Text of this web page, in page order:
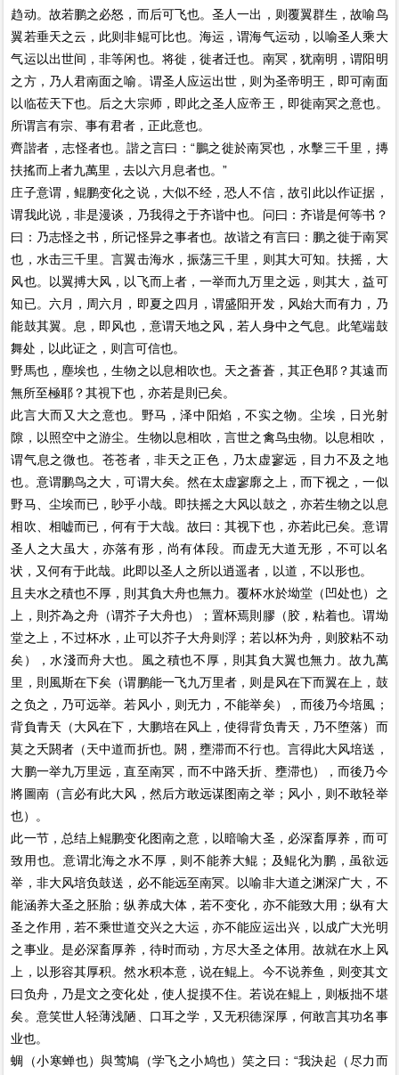
趋动。故若鹏之必怒，而后可飞也。圣人一出，则覆翼群生，故喻鸟
翼若垂天之云，此则非鲲可比也。海运，谓海气运动，以喻圣人乘大
气运以出世间，非等闲也。将徙，徙者迁也。南冥，犹南明，谓阳明
之方，乃人君南面之喻。谓圣人应运出世，则为圣帝明王，即可南面
以临莅天下也。后之大宗师，即此之圣人应帝王，即徙南冥之意也。
所谓言有宗、事有君者，正此意也。
齊諧者，志怪者也。諧之言曰：“鵬之徙於南冥也，水擊三千里，摶
扶搖而上者九萬里，去以六月息者也。”
庄子意谓，鲲鹏变化之说，大似不经，恐人不信，故引此以作证据，
谓我此说，非是漫谈，乃我得之于齐谐中也。问曰：齐谐是何等书？
曰：乃志怪之书，所记怪异之事者也。故谐之有言曰：鹏之徙于南冥
也，水击三千里。言翼击海水，振荡三千里，则其大可知。扶摇，大
风也。以翼搏大风，以飞而上者，一举而九万里之远，则其大，益可
知已。六月，周六月，即夏之四月，谓盛阳开发，风始大而有力，乃
能鼓其翼。息，即风也，意谓天地之风，若人身中之气息。此笔端鼓
舞处，以此证之，则言可信也。
野馬也，塵埃也，生物之以息相吹也。天之蒼蒼，其正色耶？其遠而
無所至極耶？其視下也，亦若是則已矣。
此言大而又大之意也。野马，泽中阳焰，不实之物。尘埃，日光射
隙，以照空中之游尘。生物以息相吹，言世之禽鸟虫物。以息相吹，
谓气息之微也。苍苍者，非天之正色，乃太虚寥远，目力不及之地
也。意谓鹏鸟之大，可谓大矣。然在太虚寥廓之上，而下视之，一似
野马、尘埃而已，眇乎小哉。即扶摇之大风以鼓之，亦若生物之以息
相吹、相嘘而已，何有于大哉。故曰：其视下也，亦若此已矣。意谓
圣人之大虽大，亦落有形，尚有体段。而虚无大道无形，不可以名
状，又何有于此哉。此即以圣人之所以逍遥者，以道，不以形也。
且夫水之積也不厚，則其負大舟也無力。覆杯水於坳堂（凹处也）之
上，則芥為之舟（谓芥子大舟也）；置杯焉則膠（胶，粘着也。谓坳
堂之上，不过杯水，止可以芥子大舟则浮；若以杯为舟，则胶粘不动
矣），水淺而舟大也。風之積也不厚，則其負大翼也無力。故九萬
里，則風斯在下矣（谓鹏能一飞九万里者，则是风在下而翼在上，鼓
之负之，乃可远举。若风小，则无力，不能举矣），而後乃今培風；
背負青天（大风在下，大鹏培在风上，使得背负青天，乃不堕落）而
莫之夭閼者（天中道而折也。閼，壅滞而不行也。言得此大风培送，
大鹏一举九万里远，直至南冥，而不中路夭折、壅滞也），而後乃今
將圖南（言必有此大风，然后方敢远谋图南之举；风小，则不敢轻举
也）。
此一节，总结上鲲鹏变化图南之意，以暗喻大圣，必深畜厚养，而可
致用也。意谓北海之水不厚，则不能养大鲲；及鲲化为鹏，虽欲远
举，非大风培负鼓送，必不能远至南冥。以喻非大道之渊深广大，不
能涵养大圣之胚胎；纵养成大体，若不变化，亦不能致大用；纵有大
圣之作用，若不乘世道交兴之大运，亦不能应运出兴，以成广大光明
之事业。是必深畜厚养，待时而动，方尽大圣之体用。故就在水上风
上，以形容其厚积。然水积本意，说在鲲上。今不说养鱼，则变其文
曰负舟，乃是文之变化处，使人捉摸不住。若说在鲲上，则板拙不堪
矣。意笑世人轻薄浅陋、口耳之学，又无积德深厚，何敢言其功名事
业也。
蜩（小寒蝉也）與莺鳩（学飞之小鸠也）笑之曰：“我決起（尽力而